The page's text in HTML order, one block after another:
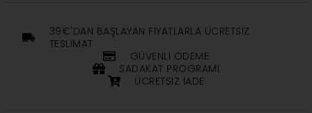
39€'DAN BAŞLAYAN FIYATLARLA ÜCRETSIZ
TESLIMAT
GÜVENLI ÖDEME
SADAKAT PROGRAMI
ÜCRETSIZ IADE